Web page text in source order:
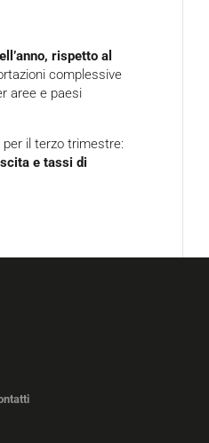
’anno, rispetto al
complessive
aree e paesi
il terzo trimestre:
e tassi di